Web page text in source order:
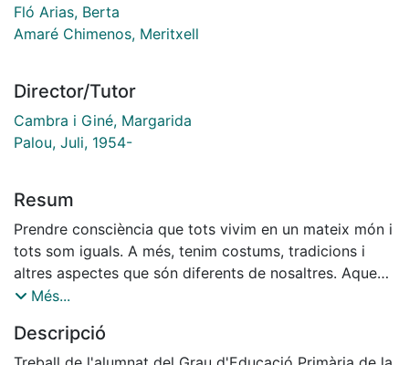
Fló Arias, Berta
Amaré Chimenos, Meritxell
Director/Tutor
Cambra i Giné, Margarida
Palou, Juli, 1954-
Resum
Prendre consciència que tots vivim en un mateix món i
tots som iguals. A més, tenim costums, tradicions i
altres aspectes que són diferents de nosaltres. Aquest
fet és molt positiu perquè sense moure’ns del nostre
amb altres cultures. Per tant, hem de respectar a
tothom i poder aprendre d’ells. Tots som iguals i
Més...
Descripció